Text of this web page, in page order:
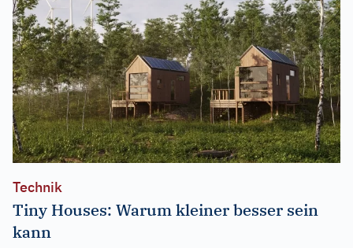
Technik
Tiny Houses: Warum kleiner besser sein
kann